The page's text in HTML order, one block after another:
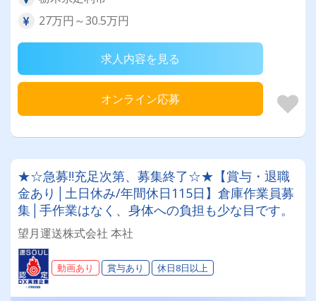
27万円～30.5万円
求人内容を見る
オンライン応募
★☆急募‼充足次第、募集終了☆★【賞与・退職
金あり│土日休み/年間休日115日】倉庫作業員募
集│手作業はなく、身体への負担も少な目です。
望月運送株式会社 本社
動画あり 賞与あり 休日8日以上